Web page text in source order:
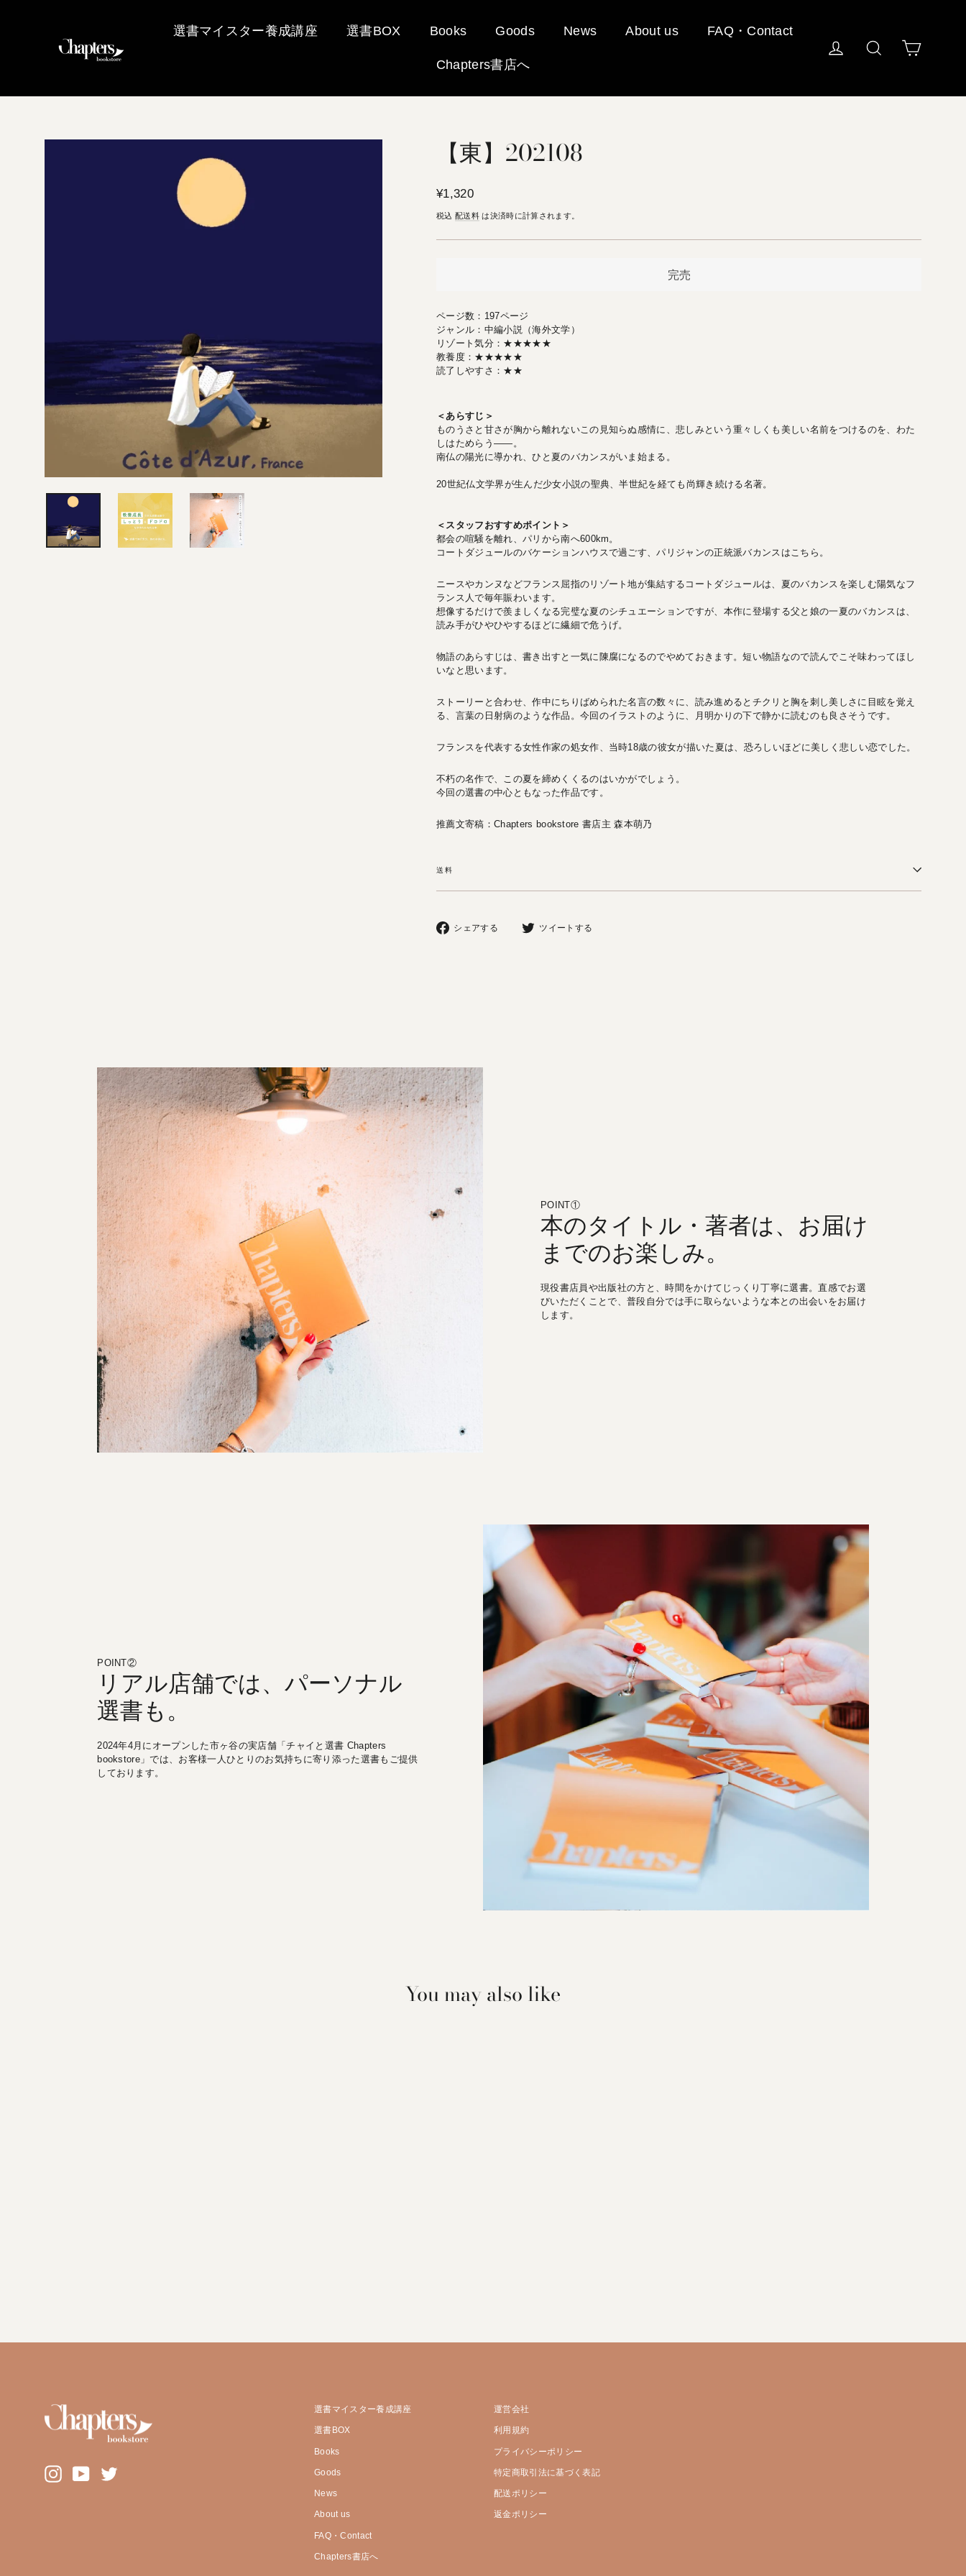
選書マイスター養成講座 選書BOX Books Goods News About us FAQ・Contact
Chapters書店へ
ログイン検索するカート
【東】202108
通
価
¥1,320
税込 配送料は決済時に計算されます。
完売
ページ数：197ページ
ジャンル：中編小説（海外文学）
リゾート気分：★★★★★
教養度：★★★★★
読了しやすさ：★★
＜あらすじ＞
ものうさと甘さが胸から離れないこの見知らぬ感情に、悲しみという重々しくも美しい名前をつけるのを、わた
しはためらう――。
南仏の陽光に導かれ、ひと夏のバカンスがいま始まる。
20世紀仏文学界が生んだ少女小説の聖典、半世紀を経ても尚輝き続ける名著。
＜スタッフおすすめポイント＞
都会の喧騒を離れ、パリから南へ600km。
コートダジュールのバケーションハウスで過ごす、パリジャンの正統派バカンスはこちら。
ニースやカンヌなどフランス屈指のリゾート地が集結するコートダジュールは、夏のバカンスを楽しむ陽気なフ
ランス人で毎年賑わいます。
想像するだけで羨ましくなる完璧な夏のシチュエーションですが、本作に登場する父と娘の一夏のバカンスは、
読み手がひやひやするほどに繊細で危うげ。
物語のあらすじは、書き出すと一気に陳腐になるのでやめておきます。短い物語なので読んでこそ味わってほし
いなと思います。
ストーリーと合わせ、作中にちりばめられた名言の数々に、読み進めるとチクリと胸を刺し美しさに目眩を覚え
る、言葉の日射病のような作品。今回のイラストのように、月明かりの下で静かに読むのも良さそうです。
フランスを代表する女性作家の処女作、当時18歳の彼女が描いた夏は、恐ろしいほどに美しく悲しい恋でした。
不朽の名作で、この夏を締めくくるのはいかがでしょう。
今回の選書の中心ともなった作品です。
推薦文寄稿：Chapters bookstore 書店主 森本萌乃
送料
シェアする
Facebookツイートする
POINT①
本のタイトル・著者は、お届け
までのお楽しみ。
現役書店員や出版社の方と、時間をかけてじっくり丁寧に選書。直感でお選
びいただくことで、普段自分では手に取らないような本との出会いをお届け
します。
POINT②
リアル店舗では、パーソナル
選書も。
2024年4月にオープンした市ヶ谷の実店舗「チャイと選書 Chapters
bookstore」では、お客様一人ひとりのお気持ちに寄り添った選書もご提供
しております。
You may also like
InstagramYouTube
選書マイスター養成講座
選書BOX
Books
Goods
News
About us
FAQ・Contact
Chapters書店へ
運営会社
利用規約
プライバシーポリシー
特定商取引法に基づく表記
配送ポリシー
返金ポリシー